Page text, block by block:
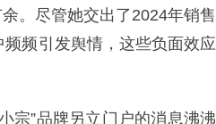
。尽管她交出了2024年销售
频引发舆情，这些负面效应
宗”品牌另立门户的消息沸沸